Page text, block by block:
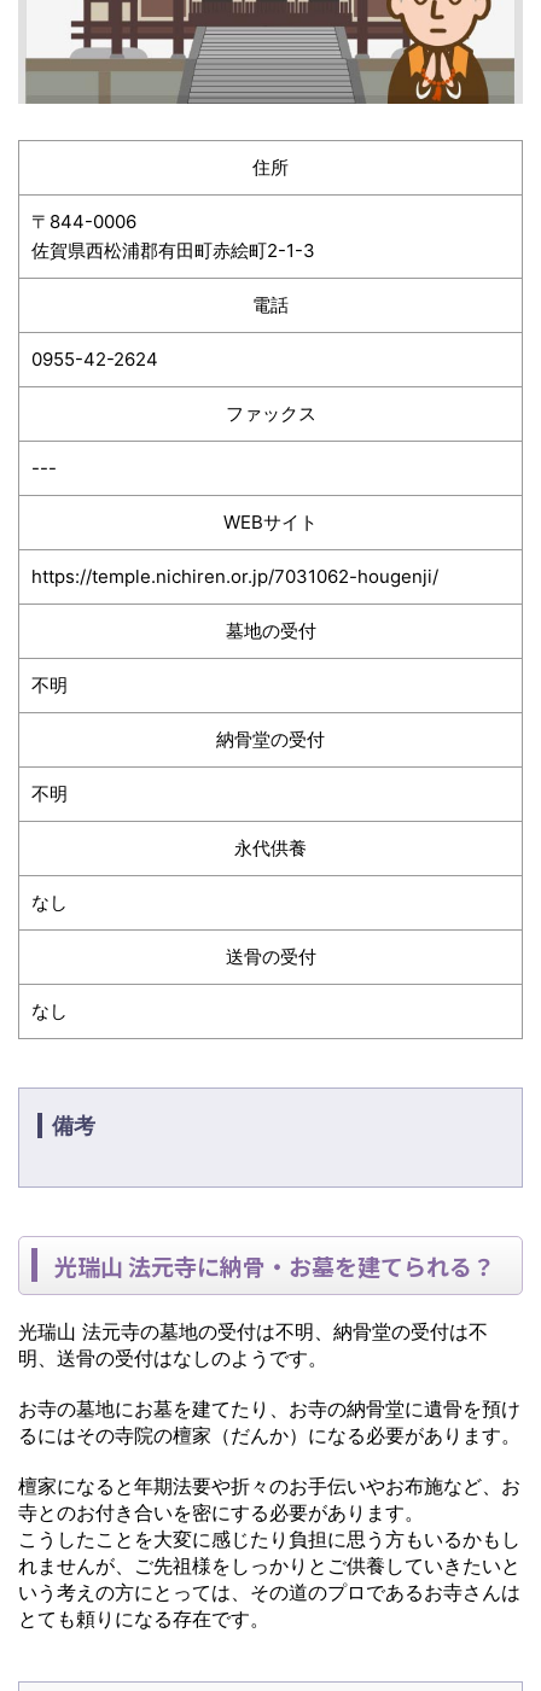
住所
〒844-0006
佐賀県西松浦郡有田町赤絵町2-1-3
電話
0955-42-2624
ファックス
---
WEBサイト
https://temple.nichiren.or.jp/7031062-hougenji/
墓地の受付
不明
納骨堂の受付
不明
永代供養
なし
送骨の受付
なし
備考
光瑞山 法元寺に納骨・お墓を建てられる？
光瑞山 法元寺の墓地の受付は不明、納骨堂の受付は不
明、送骨の受付はなしのようです。
お寺の墓地にお墓を建てたり、お寺の納骨堂に遺骨を預け
るにはその寺院の檀家（だんか）になる必要があります。
檀家になると年期法要や折々のお手伝いやお布施など、お
寺とのお付き合いを密にする必要があります。
こうしたことを大変に感じたり負担に思う方もいるかもし
れませんが、ご先祖様をしっかりとご供養していきたいと
いう考えの方にとっては、その道のプロであるお寺さんは
とても頼りになる存在です。